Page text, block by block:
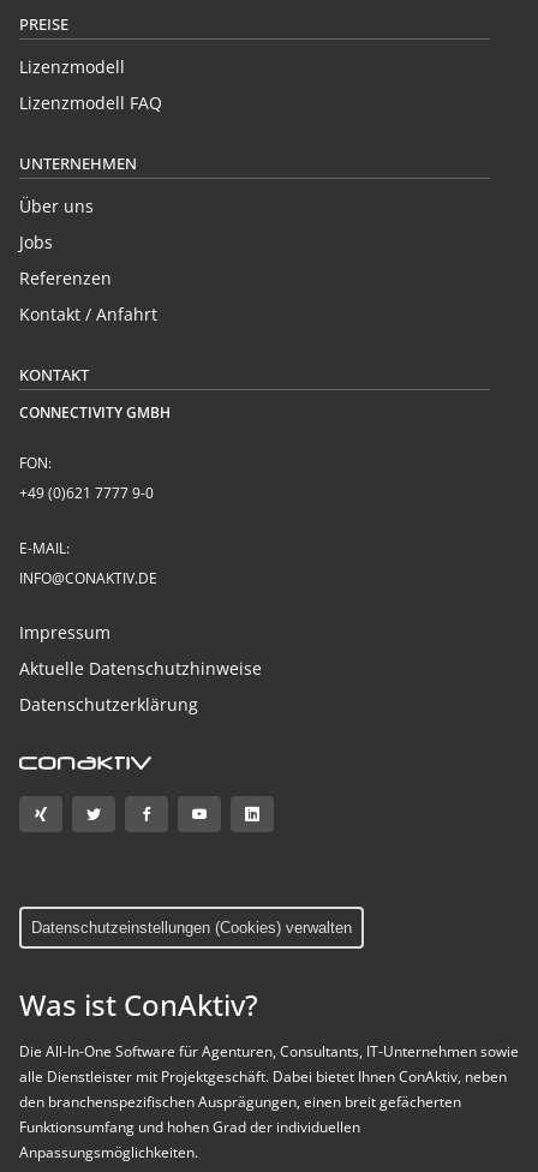
PREISE
Lizenzmodell
Lizenzmodell FAQ
UNTERNEHMEN
Über uns
Jobs
Referenzen
Kontakt / Anfahrt
KONTAKT
CONNECTIVITY GMBH
FON:
+49 (0)621 7777 9-0
E-MAIL:
INFO@CONAKTIV.DE
Impressum
Aktuelle Datenschutzhinweise
Datenschutzerklärung
Datenschutzeinstellungen (Cookies) verwalten
Was ist ConAktiv?
Die All-In-One Software für Agenturen, Consultants, IT-Unternehmen sowie
alle Dienstleister mit Projektgeschäft. Dabei bietet Ihnen ConAktiv, neben
den branchenspezifischen Ausprägungen, einen breit gefächerten
Funktionsumfang und hohen Grad der individuellen
Anpassungsmöglichkeiten.